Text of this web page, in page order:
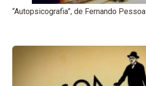
“Autopsicografia”, de Fernando Pessoa